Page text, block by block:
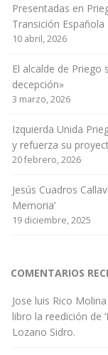
Presentadas en
Transición Española
10 abril, 2026
El alcalde de Priego
decepción»
3 marzo, 2026
Izquierda Unida
y refuerza su
20 febrero, 2026
Jesús Cuadros
Memoria’
19 diciembre, 2025
COMENTARIOS
Jose luis Rico Molina
libro la reedición de
Lozano Sidro.